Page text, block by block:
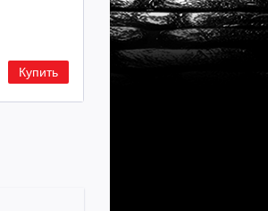
Купить
Дом музыки